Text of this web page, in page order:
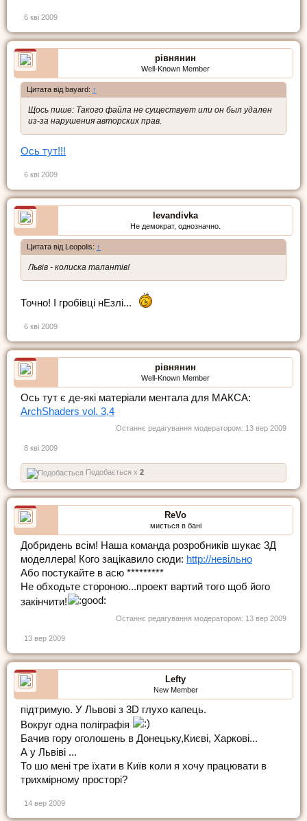
6 кві 2009
рівнянин
Well-Known Member
Цитата від bayard: ↑
Щось пише: Такого файла не существует или он был удален
из-за нарушения авторских прав.
Ось тут!!!
6 кві 2009
levandivka
Не демократ, однозначно.
Цитата від Leopolis: ↑
Львів - колиска талантів!
Точно! І гробівці нЕзлі...
6 кві 2009
рівнянин
Well-Known Member
Ось тут є де-які матеріали ментала для МАКСА:
ArchShaders vol. 3,4
Останнє редагування модератором: 13 вер 2009
8 кві 2009
Подобається x 2
ReVo
миється в бані
Добридень всім! Наша команда розробників шукає 3Д
моделлера! Кого зацікавило сюди: http://невільно
Або постукайте в асю *********
Не обходьте стороною...проект вартий того щоб його
закінчити!
Останнє редагування модератором: 13 вер 2009
13 вер 2009
Lefty
New Member
підтримую. У Львові з 3D глухо капець.
Вокруг одна поліграфія
Бачив гору оголошень в Донецьку,Києві, Харкові...
А у Львіві ...
То шо мені тре їхати в Київ коли я хочу працювати в
трихмірному просторі?
14 вер 2009